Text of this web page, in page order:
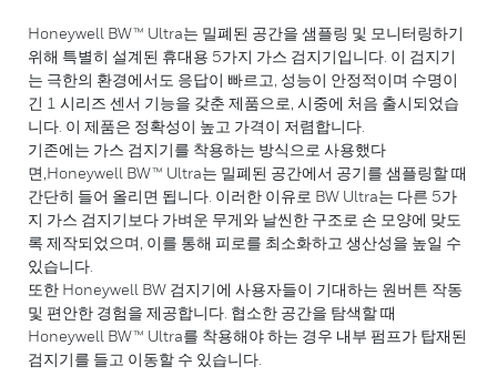
Honeywell BW™ Ultra는 밀폐된 공간을 샘플링 및 모니터링하기
위해 특별히 설계된 휴대용 5가지 가스 검지기입니다. 이 검지기
는 극한의 환경에서도 응답이 빠르고, 성능이 안정적이며 수명이
긴 1 시리즈 센서 기능을 갖춘 제품으로, 시중에 처음 출시되었습
니다. 이 제품은 정확성이 높고 가격이 저렴합니다.
기존에는 가스 검지기를 착용하는 방식으로 사용했다
면,Honeywell BW™ Ultra는 밀폐된 공간에서 공기를 샘플링할 때
간단히 들어 올리면 됩니다. 이러한 이유로 BW Ultra는 다른 5가
지 가스 검지기보다 가벼운 무게와 날씬한 구조로 손 모양에 맞도
록 제작되었으며, 이를 통해 피로를 최소화하고 생산성을 높일 수
있습니다.
또한 Honeywell BW 검지기에 사용자들이 기대하는 원버튼 작동
및 편안한 경험을 제공합니다. 협소한 공간을 탐색할 때
Honeywell BW™ Ultra를 착용해야 하는 경우 내부 펌프가 탑재된
검지기를 들고 이동할 수 있습니다.